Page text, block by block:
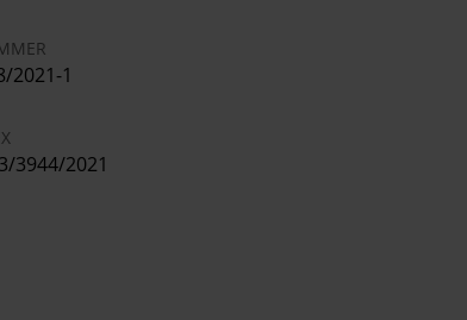
2021-1
3944/2021